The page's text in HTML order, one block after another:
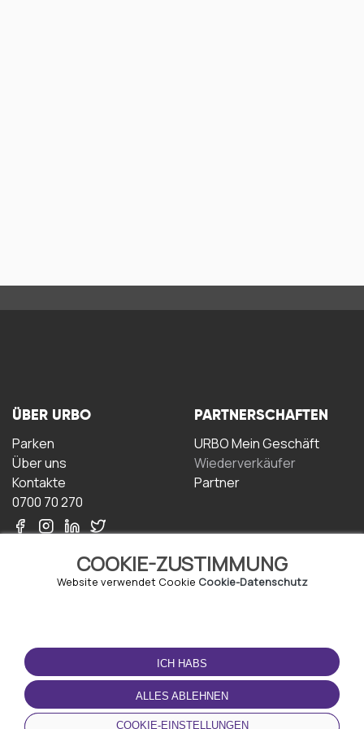
COOKIE-ZUSTIMMUNG
Website verwendet Cookie Cookie-Datenschutz
ICH HABS
ALLES ABLEHNEN
COOKIE-EINSTELLUNGEN
ÜBER URBO
Parken
Über uns
Kontakte
0700 70 270
PARTNERSCHAFTEN
URBO Mein Geschäft
Wiederverkäufer
Partner
NUTZUNGSBEDINGUNGEN
Geschäftsbedingungen
Datenschutz-
Bestimmungen
Cookie-Richtlinie
LADEN SIE DIE APP
HERUNTER